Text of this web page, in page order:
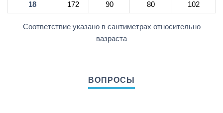
18 172 90 80 102
Соответствие указано в сантиметрах относительно
вазраста